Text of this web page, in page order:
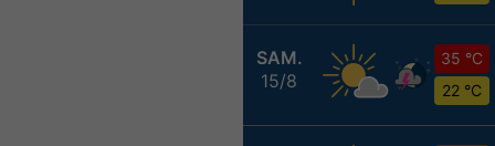
SAM.
15/8
35 °C
22 °C